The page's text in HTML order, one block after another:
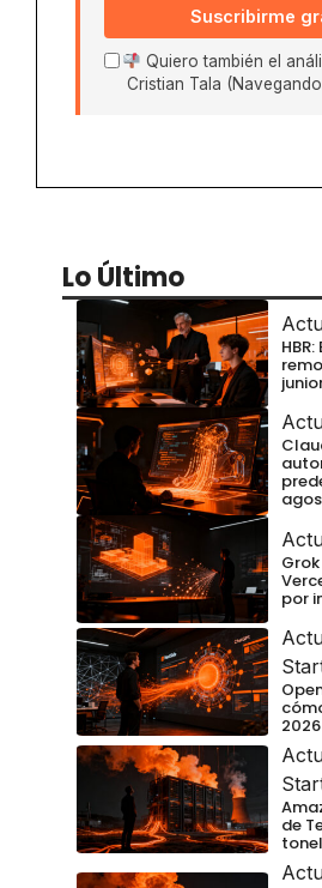
Suscribirme
Quiero también el
Cristian Tala
Lo Último
por
2026
de